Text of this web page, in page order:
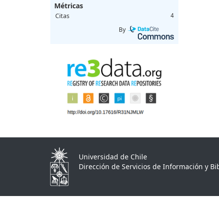
Métricas
Citas 4
By
Universidad de Chile
Dirección de Servicios de Información y